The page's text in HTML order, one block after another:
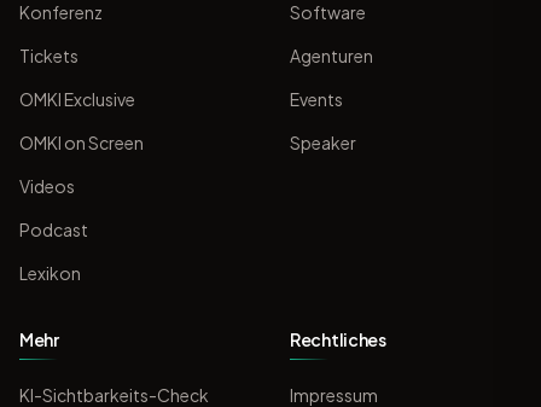
Konferenz
Tickets
OMKI Exclusive
OMKI on Screen
Videos
Podcast
Lexikon
Software
Agenturen
Events
Speaker
Mehr
KI-Sichtbarkeits-Check
Rechtliches
Impressum